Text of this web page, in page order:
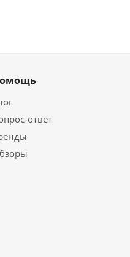
ответ